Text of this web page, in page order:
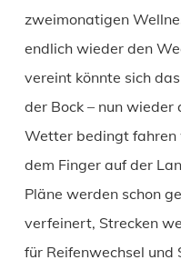
zweimonatigen
endlich wieder den
vereint könnte sich
der Bock – nun
Wetter bedingt
dem Finger auf der
Pläne werden schon
verfeinert, Strecken
für Reifenwechsel